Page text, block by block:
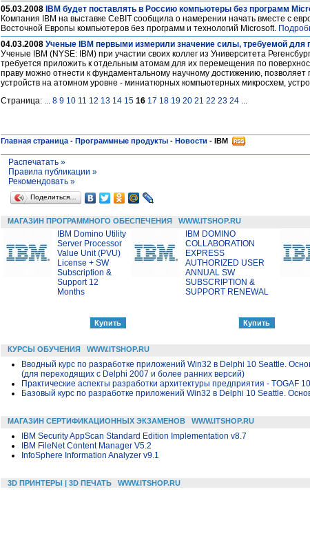
05.03.2008 IBM будет поставлять в Россию компьютеры без программ
Компания IBM на выставке CeBIT сообщила о намерении начать вместе с
Восточной Европы компьютеров без программ и технологий Microsoft.
04.03.2008 Ученые IBM первыми измерили значение силы, требуемой
Ученые IBM (NYSE: IBM) при участии своих коллег из Университета
требуется приложить к отдельным атомам для их перемещения по
праву можно отнести к фундаментальному научному достижению,
устройств на атомном уровне - миниатюрных компьютерных микросхем,
Страница: ... 8 9 10 11 12 13 14 15 16 17 18 19 20 21 22 23 24 ...
Главная страница - Программные продукты - Новости - IBM
Распечатать »
Правила публикации »
Рекомендовать »
Поделиться…
МАГАЗИН ПРОГРАММНОГО ОБЕСПЕЧЕНИЯ WWW.ITSHOP.RU
IBM Domino Utility
Server Processor
Value Unit (PVU)
License + SW
Subscription &
Support 12
Months
IBM DOMINO
COLLABORATION
EXPRESS
AUTHORIZED USER
ANNUAL SW
SUBSCRIPTION &
SUPPORT RENEWAL
КУРСЫ ОБУЧЕНИЯ WWW.ITSHOP.RU
Вводный курс по разработке приложений Win32 в Delphi 10 Seattle.
(для переходящих с Delphi 2007 и более ранних версий)
Практические аспекты разработки архитектуры предприятия - TOGAF 10
Базовый курс по разработке приложений Win32 в Delphi 10 Seattle.
МАГАЗИН СЕРТИФИКАЦИОННЫХ ЭКЗАМЕНОВ WWW.ITSHOP.RU
IBM Security AppScan Standard Edition Implementation v8.7
IBM FileNet Content Manager V5.2
InfoSphere Information Analyzer v9.1
3D ПРИНТЕРЫ | 3D ПЕЧАТЬ WWW.ITSHOP.RU